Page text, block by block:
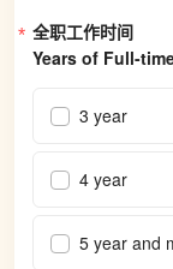
全职工作时间
Years of Full-
3 year
4 year
5 year and